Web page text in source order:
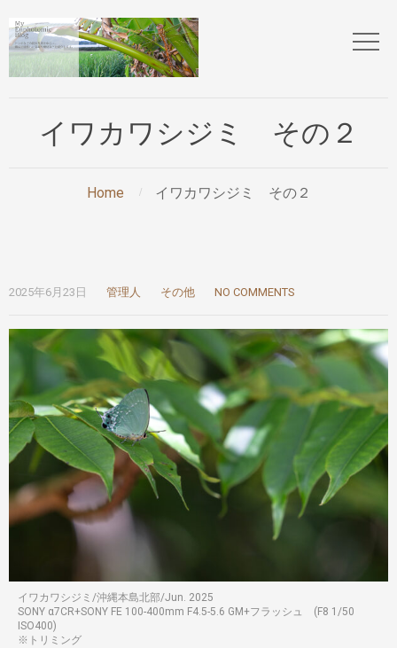
イワカワシジミ その２
Home イワカワシジミ その２
2025年6月23日 管理人 その他 NO COMMENTS
イワカワシジミ/沖縄本島北部/Jun. 2025
SONY α7CR+SONY FE 100-400mm F4.5-5.6 GM+フラッシュ (F8 1/50
ISO400)
※トリミング